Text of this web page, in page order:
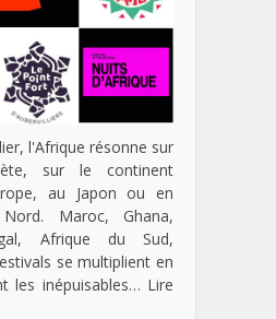
l'Afrique résonne sur
sur le continent
au Japon ou en
Maroc, Ghana,
Afrique du Sud,
se multiplient en
les inépuisables… Lire